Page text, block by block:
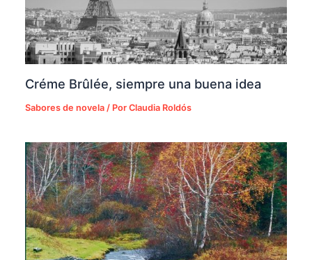
Créme Brûlée, siempre una buena idea
Sabores de novela / PorClaudia Roldós